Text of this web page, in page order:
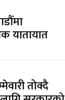
यातायात
तोक्दै